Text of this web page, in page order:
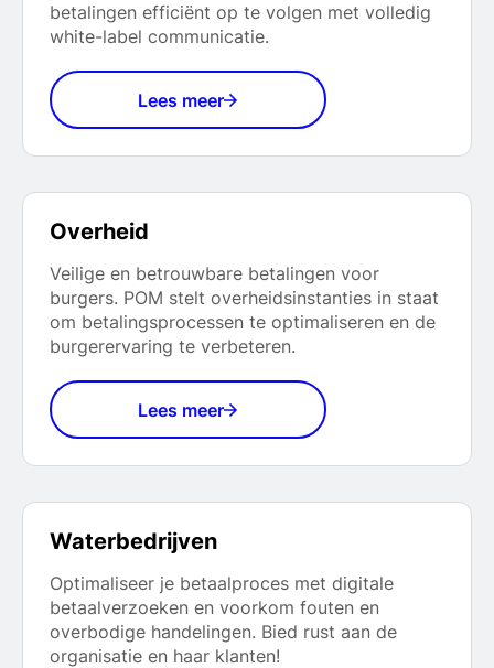
betalingen efficiënt op te volgen met volledig
white-label communicatie.
Lees meer
Overheid
Veilige en betrouwbare betalingen voor
burgers. POM stelt overheidsinstanties in staat
om betalingsprocessen te optimaliseren en de
burgerervaring te verbeteren.
Lees meer
Waterbedrijven
Optimaliseer je betaalproces met digitale
betaalverzoeken en voorkom fouten en
overbodige handelingen. Bied rust aan de
organisatie en haar klanten!